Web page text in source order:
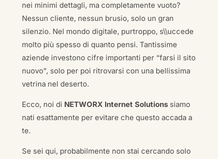
nei minimi dettagli, ma completamente vuoto?
Nessun cliente, nessun brusio, solo un gran
silenzio. Nel mondo digitale, purtroppo, s\\uccede
molto più spesso di quanto pensi. Tantissime
aziende investono cifre importanti per “farsi il sito
nuovo”, solo per poi ritrovarsi con una bellissima
vetrina nel deserto.
Ecco, noi di NETWORX Internet Solutionssiamo
nati esattamente per evitare che questo accada a
te.
Se sei qui, probabilmente non stai cercando solo